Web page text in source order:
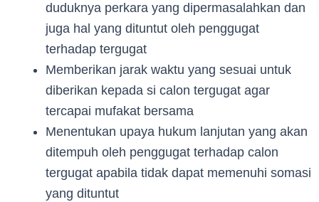
duduknya perkara yang dipermasalahkan dan
juga hal yang dituntut oleh penggugat
terhadap tergugat
Memberikan jarak waktu yang sesuai untuk
diberikan kepada si calon tergugat agar
tercapai mufakat bersama
Menentukan upaya hukum lanjutan yang akan
ditempuh oleh penggugat terhadap calon
tergugat apabila tidak dapat memenuhi somasi
yang dituntut